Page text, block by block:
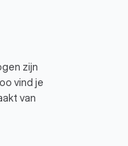
zijn
vind je
van